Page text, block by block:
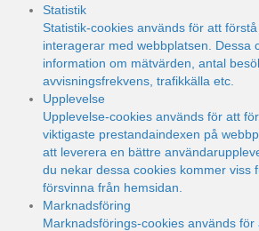
Statistik
Statistik-cookies används för att
interagerar med webbplatsen. Dessa
information om mätvärden, antal
avvisningsfrekvens, trafikkälla etc.
Upplevelse
Upplevelse-cookies används för att
viktigaste prestandaindexen på
att leverera en bättre
du nekar dessa cookies kommer viss
försvinna från hemsidan.
Marknadsföring
Marknadsförings-cookies används